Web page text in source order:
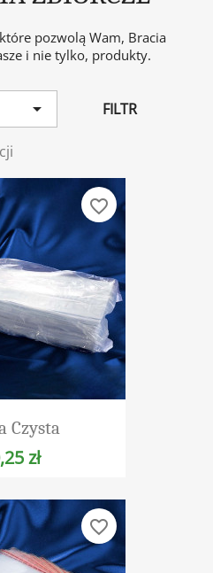
pozwolą Wam, Bracia
i nie tylko, produkty.
 FILTR
Czysta
zł
favorite_border
favorite_border